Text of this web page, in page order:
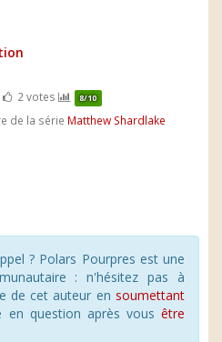
2 votes 8/10
de la série Matthew Shardlake
? Polars Pourpres est une
: n'hésitez pas à
de cet auteur en soumettant
en question après vous être